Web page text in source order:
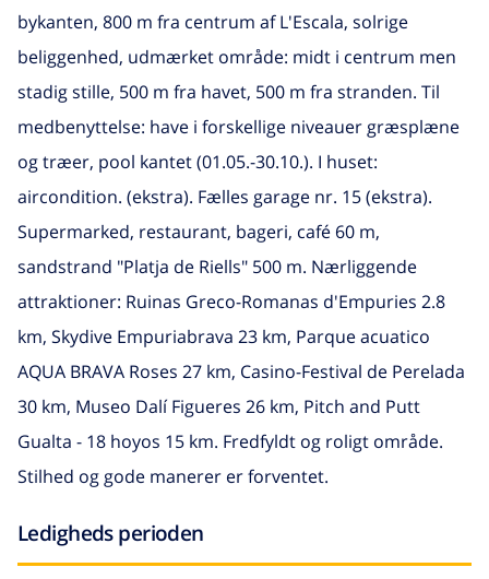
bykanten, 800 m fra centrum af L'Escala, solrige
beliggenhed, udmærket område: midt i centrum men
stadig stille, 500 m fra havet, 500 m fra stranden. Til
medbenyttelse: have i forskellige niveauer græsplæne
og træer, pool kantet (01.05.-30.10.). I huset:
aircondition. (ekstra). Fælles garage nr. 15 (ekstra).
Supermarked, restaurant, bageri, café 60 m,
sandstrand "Platja de Riells" 500 m. Nærliggende
attraktioner: Ruinas Greco-Romanas d'Empuries 2.8
km, Skydive Empuriabrava 23 km, Parque acuatico
AQUA BRAVA Roses 27 km, Casino-Festival de Perelada
30 km, Museo Dalí Figueres 26 km, Pitch and Putt
Gualta - 18 hoyos 15 km. Fredfyldt og roligt område.
Stilhed og gode manerer er forventet.
Ledigheds perioden